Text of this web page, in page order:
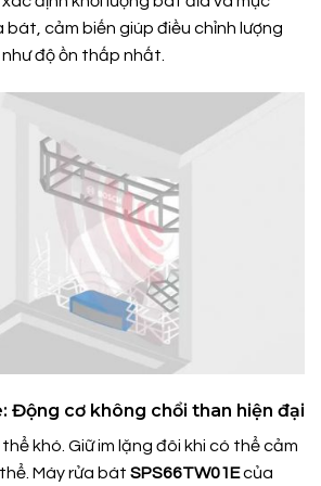
bát, cảm biến giúp điều chỉnh lượng
độ ồn thấp nhất.
Động cơ không chổi than hiện đại
khó. Giữ im lặng đôi khi có thể cảm
Máy rửa bát SPS66TW01Ecủa